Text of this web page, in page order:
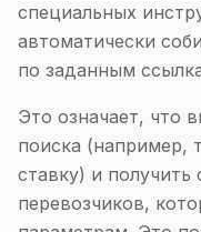
специальных
автоматически
по заданным
Это означает, что
поиска (например,
ставку) и получить
перевозчиков,